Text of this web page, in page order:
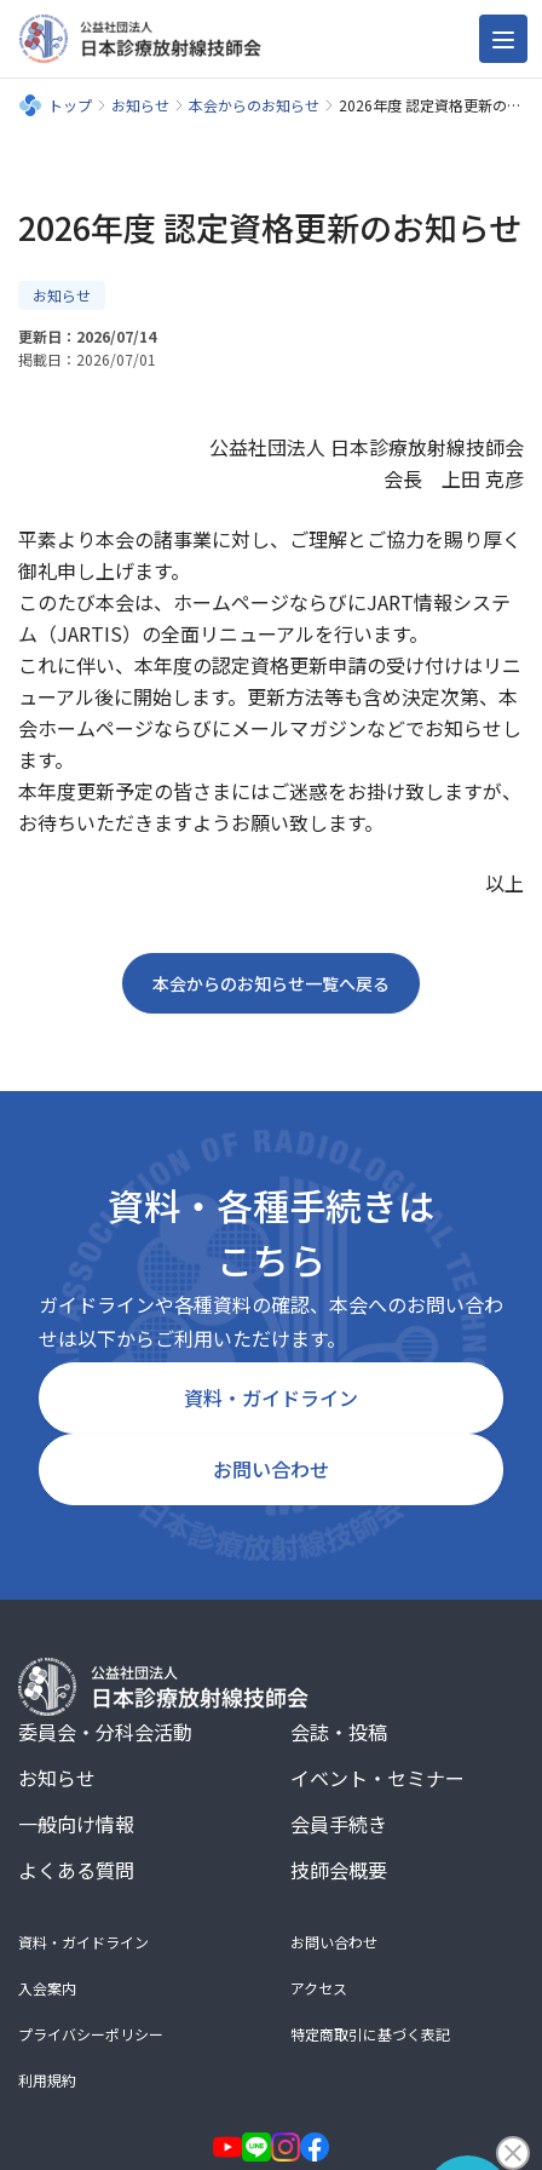
トップ お知らせ 本会からのお知らせ 2026年度 認定資格更新のお知らせ
2026年度 認定資格更新のお知らせ
お知らせ
更新日：2026/07/14
掲載日：2026/07/01
公益社団法人 日本診療放射線技師会
会長 上田 克彦
平素より本会の諸事業に対し、ご理解とご協力を賜り厚く
御礼申し上げます。
このたび本会は、ホームページならびにJART情報システ
ム（JARTIS）の全面リニューアルを行います。
これに伴い、本年度の認定資格更新申請の受け付けはリニ
ューアル後に開始します。更新方法等も含め決定次第、本
会ホームページならびにメールマガジンなどでお知らせし
ます。
本年度更新予定の皆さまにはご迷惑をお掛け致しますが、
お待ちいただきますようお願い致します。
以上
本会からのお知らせ一覧へ戻る
資料・各種手続きは
こちら
ガイドラインや各種資料の確認、本会へのお問い合わ
せは以下からご利用いただけます。
資料・ガイドライン
お問い合わせ
委員会・分科会活動
会誌・投稿
お知らせ
イベント・セミナー
一般向け情報
会員手続き
よくある質問
技師会概要
資料・ガイドライン お問い合わせ
入会案内 アクセス
プライバシーポリシー 特定商取引に基づく表記
利用規約